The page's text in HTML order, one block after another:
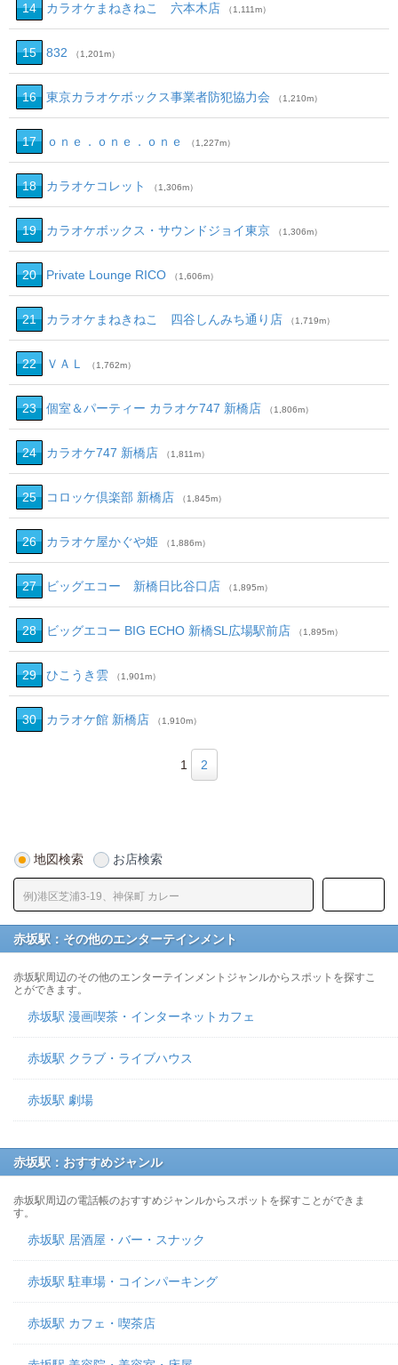
14 カラオケまねきねこ 六本木店 （1,111m）
15 832 （1,201m）
16 東京カラオケボックス事業者防犯協力会 （1,210m）
17 ｏｎｅ．ｏｎｅ．ｏｎｅ （1,227m）
18 カラオケコレット （1,306m）
19 カラオケボックス・サウンドジョイ東京 （1,306m）
20 Private Lounge RICO （1,606m）
21 カラオケまねきねこ 四谷しんみち通り店 （1,719m）
22 ＶＡＬ （1,762m）
23 個室＆パーティー カラオケ747 新橋店 （1,806m）
24 カラオケ747 新橋店 （1,811m）
25 コロッケ倶楽部 新橋店 （1,845m）
26 カラオケ屋かぐや姫 （1,886m）
27 ビッグエコー 新橋日比谷口店 （1,895m）
28 ビッグエコー BIG ECHO 新橋SL広場駅前店 （1,895m）
29 ひこうき雲 （1,901m）
30 カラオケ館 新橋店 （1,910m）
1 2
地図検索 お店検索
赤坂駅：その他のエンターテインメント
赤坂駅周辺のその他のエンターテインメントジャンルからスポットを探すこ
とができます。
赤坂駅 漫画喫茶・インターネットカフェ
赤坂駅 クラブ・ライブハウス
赤坂駅 劇場
赤坂駅：おすすめジャンル
赤坂駅周辺の電話帳のおすすめジャンルからスポットを探すことができま
す。
赤坂駅 居酒屋・バー・スナック
赤坂駅 駐車場・コインパーキング
赤坂駅 カフェ・喫茶店